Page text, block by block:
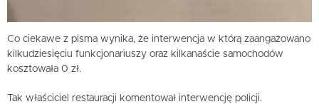
Co ciekawe z pisma wynika, że interwencja w którą zaangażowano
kilkudziesięciu funkcjonariuszy oraz kilkanaście samochodów
kosztowała 0 zł.
Tak właściciel restauracji komentował interwencję policji.